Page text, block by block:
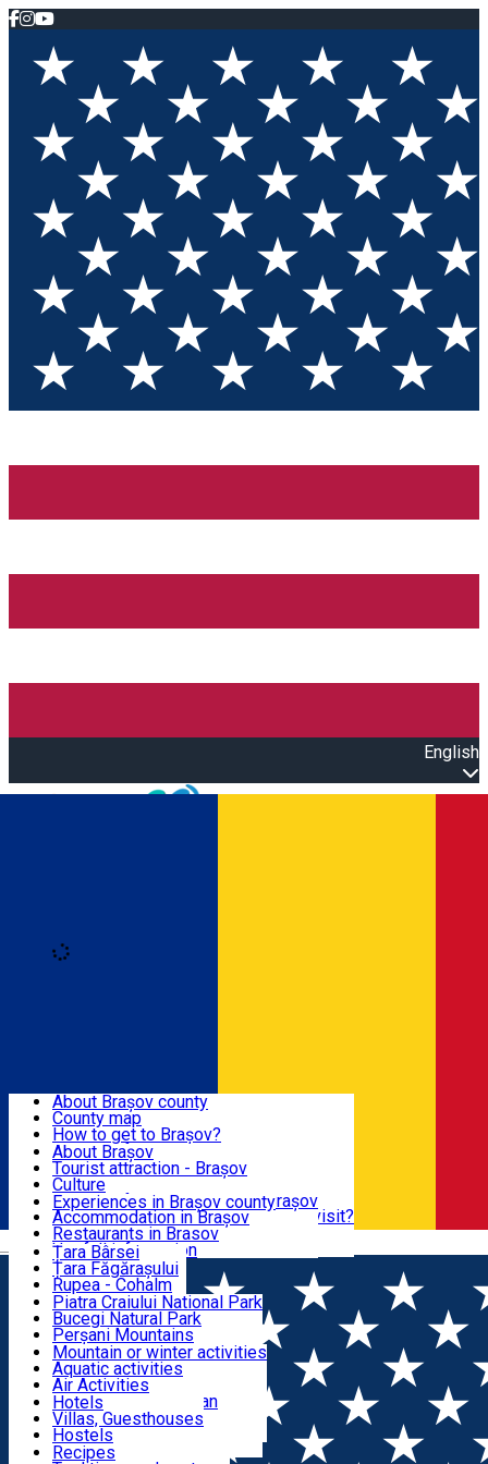
English
Română
BRAȘOV
EXPERIENCES
DESTINATIONS
NATURE
ACTIVE TOURISM
ACCOMMODATION
CULTURAL HERITAGE
About Brașov county
County map
How to get to Brașov?
Tourist Information Centers
Tourist Guides
Brașov Tourism Recommendations
Historical tourist attractions
What would a local recommend to visit?
Tourism news Brașov
Restaurants
About Brașov
Tourist attraction - Brașov
Culture
Tourist Information Center - Brașov
Accommodation in Brașov
Restaurants in Brasov
Usefull information
Experiences in Brașov county
Țara Bârsei
Țara Făgărașului
Rupea - Cohalm
ECO Destinations
Piatra Craiului National Park
Bucegi Natural Park
Perșani Mountains
Făgăraș Mountains
Postăvarul Peak
Măgura Codlei
Ciucaș Mountains
Protected areas
Other natural attractions
Speoturism
Mountain or winter activities
Aquatic activities
Air Activities
Adventure, Equestrian
Cycling, Running
Other activities
Hotels
Villas, Guesthouses
Hostels
Cottages
Recipes